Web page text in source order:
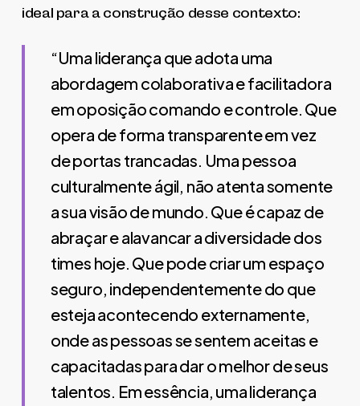
ideal para a construção desse contexto:
“Uma liderança que adota uma
abordagem colaborativa e facilitadora
em oposição comando e controle. Que
opera de forma transparente em vez
de portas trancadas. Uma pessoa
culturalmente ágil, não atenta somente
a sua visão de mundo. Que é capaz de
abraçar e alavancar a diversidade dos
times hoje. Que pode criar um espaço
seguro, independentemente do que
esteja acontecendo externamente,
onde as pessoas se sentem aceitas e
capacitadas para dar o melhor de seus
talentos. Em essência, uma liderança